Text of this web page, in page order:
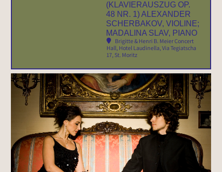
(KLAVIERAUSZUG OP.
48 NR. 1) ALEXANDER
SCHERBAKOV, VIOLINE;
MADALINA SLAV, PIANO
Brigitte & Henri B. Meier Concert
Hall, Hotel Laudinella, Via Tegiatscha
17, St. Moritz